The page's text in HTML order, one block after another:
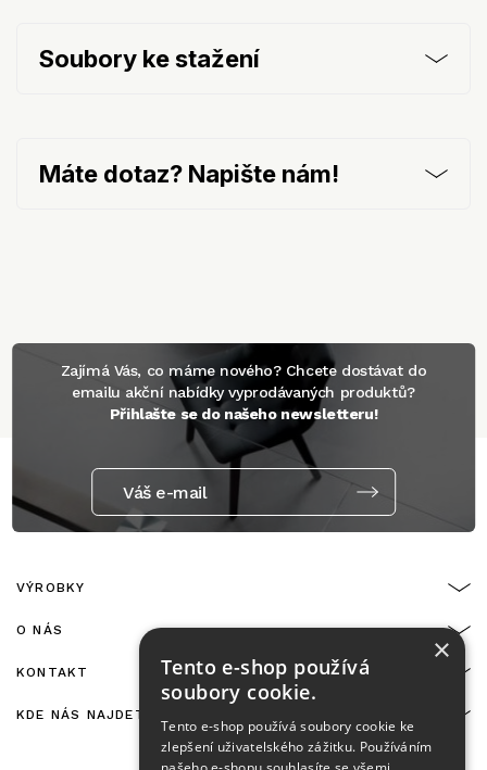
Soubory ke stažení
Máte dotaz? Napište nám!
Zajímá Vás, co máme nového? Chcete dostávat do
emailu akční nabídky vyprodávaných produktů?
Přihlašte se do našeho newsletteru!
Váš e-mail
VÝROBKY
O NÁS
KONTAKT
KDE NÁS NAJDETE
×
Tento e-shop používá
soubory cookie.
Tento e-shop používá soubory cookie ke
zlepšení uživatelského zážitku. Používáním